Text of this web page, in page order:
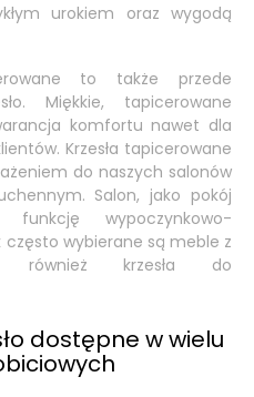
urokiem oraz wygodą
to także przede
Miękkie, tapicerowane
komfortu nawet dla
Krzesła tapicerowane
do naszych salonów
Salon, jako pokój
wypoczynkowo-
wybierane są meble z
krzesła do
dostępne w wielu